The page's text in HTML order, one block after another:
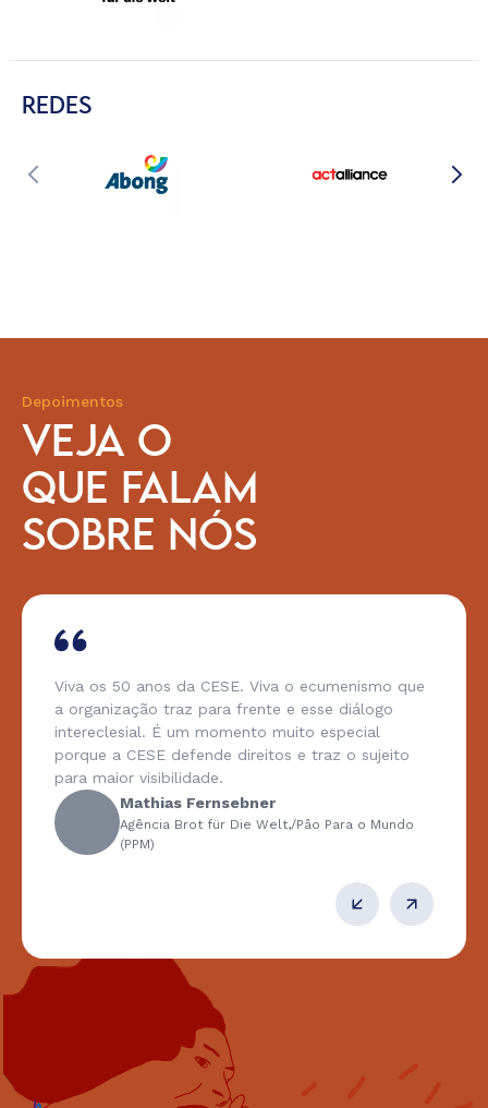
REDES
Depoimentos
VEJA O
QUE FALAM
SOBRE NÓS
Viva os 50 anos da CESE. Viva o ecumenismo que
a organização traz para frente e esse diálogo
intereclesial. É um momento muito especial
porque a CESE defende direitos e traz o sujeito
para maior visibilidade.
Mathias Fernsebner
Agência Brot für Die Welt,/Pâo Para o Mundo
(PPM)